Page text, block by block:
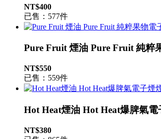
NT$400
已售：577件
Pure Fruit 煙油 Pure Fruit 純粹
NT$550
已售：559件
Hot Heat煙油 Hot Heat爆脾氣
NT$380